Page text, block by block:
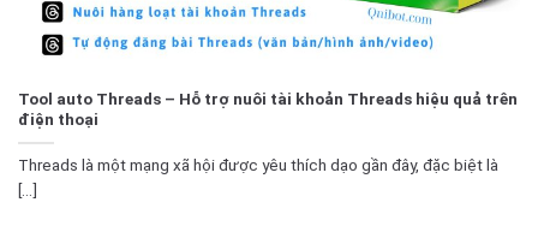
Tool auto Threads – Hỗ trợ nuôi tài khoản Threads hiệu quả trên
điện thoại
Threads là một mạng xã hội được yêu thích dạo gần đây, đặc biệt là
[...]